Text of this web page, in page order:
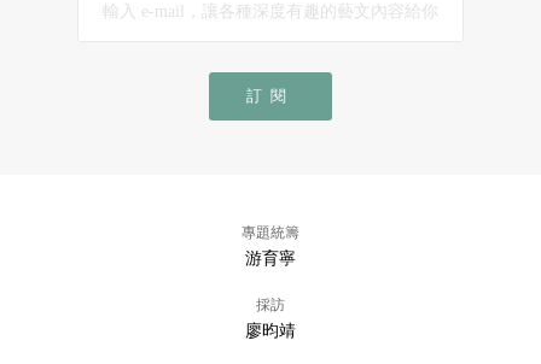
訂閱
專題統籌
游育寧
採訪
廖昀靖